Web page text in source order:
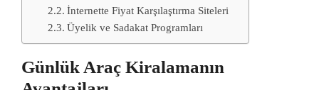
İnternette Fiyat Karşılaştırma Siteleri
Üyelik ve Sadakat Programları
Günlük Araç Kiralamanın